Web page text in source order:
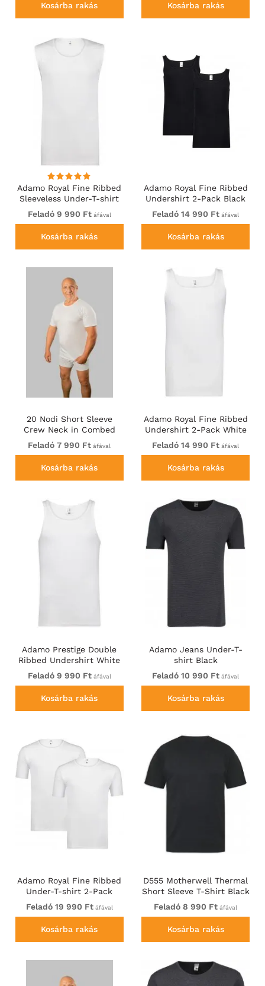
Kosárba rakás Kosárba rakás
Adamo Royal Fine Ribbed
Sleeveless Under-T-shirt
White
Feladó 9 990 Ftáfával
Kosárba rakás
Adamo Royal Fine Ribbed
Undershirt 2-Pack Black
Feladó 14 990 Ft áfával
Kosárba rakás
20 Nodi Short Sleeve
Crew Neck in Combed
Cotton Jersey White
Feladó 7 990 Ft áfával
Kosárba rakás
Adamo Royal Fine Ribbed
Undershirt 2-Pack White
Feladó 14 990 Ft áfával
Kosárba rakás
Adamo Prestige Double
Ribbed Undershirt White
Feladó 9 990 Ftáfával
Kosárba rakás
Adamo Jeans Under-T-
shirt Black
Feladó 10 990 Ft áfával
Kosárba rakás
Adamo Royal Fine Ribbed
Under-T-shirt 2-Pack
White
Feladó 19 990 Ftáfával
Kosárba rakás
D555 Motherwell Thermal
Short Sleeve T-Shirt Black
Feladó 8 990 Ft áfával
Kosárba rakás